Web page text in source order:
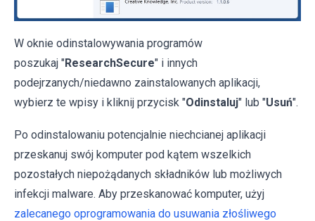
W oknie odinstalowywania programów
poszukaj "ResearchSecure" i innych
podejrzanych/niedawno zainstalowanych aplikacji,
wybierz te wpisy i kliknij przycisk "Odinstaluj" lub "Usuń".
Po odinstalowaniu potencjalnie niechcianej aplikacji
przeskanuj swój komputer pod kątem wszelkich
pozostałych niepożądanych składników lub możliwych
infekcji malware. Aby przeskanować komputer, użyj
zalecanego oprogramowania do usuwania złośliwego